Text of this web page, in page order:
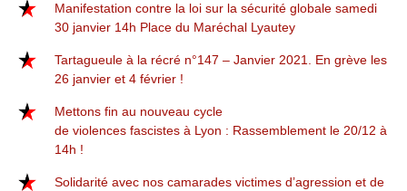
Manifestation contre la loi sur la sécurité globale samedi
30 janvier 14h Place du Maréchal Lyautey
Tartagueule à la récré n°147 – Janvier 2021. En grève les
26 janvier et 4 février !
Mettons fin au nouveau cycle
de violences fascistes à Lyon : Rassemblement le 20/12 à
14h !
Solidarité avec nos camarades victimes d’agression et de